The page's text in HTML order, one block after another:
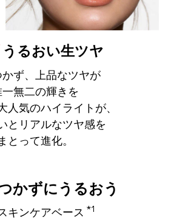
るおい生ツヤ
かず、上品なツヤが
一無二の輝きを
人気のハイライトが、
とリアルなツヤ感を
とって進化。
かずにうるおう
キンケアベース *1